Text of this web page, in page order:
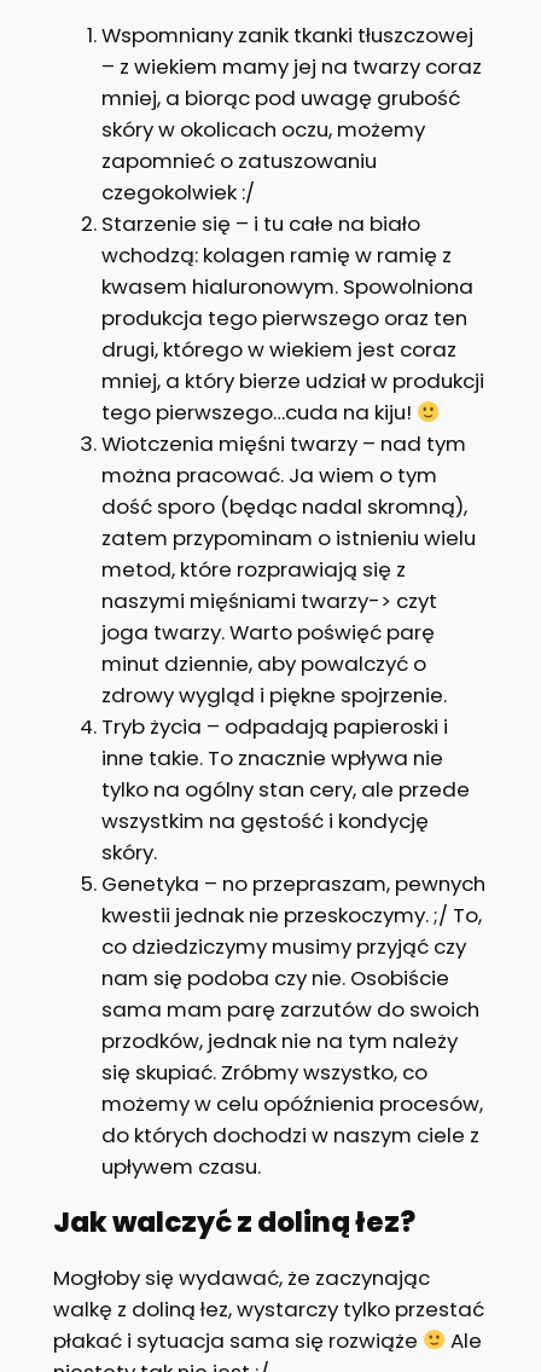
Wspomniany zanik tkanki tłuszczowej
– z wiekiem mamy jej na twarzy coraz
mniej, a biorąc pod uwagę grubość
skóry w okolicach oczu, możemy
zapomnieć o zatuszowaniu
czegokolwiek :/
Starzenie się – i tu całe na biało
wchodzą: kolagen ramię w ramię z
kwasem hialuronowym. Spowolniona
produkcja tego pierwszego oraz ten
drugi, którego w wiekiem jest coraz
mniej, a który bierze udział w produkcji
tego pierwszego…cuda na kiju!
Wiotczenia mięśni twarzy – nad tym
można pracować. Ja wiem o tym
dość sporo (będąc nadal skromną),
zatem przypominam o istnieniu wielu
metod, które rozprawiają się z
naszymi mięśniami twarzy-> czyt
joga twarzy. Warto poświęć parę
minut dziennie, aby powalczyć o
zdrowy wygląd i piękne spojrzenie.
Tryb życia – odpadają papieroski i
inne takie. To znacznie wpływa nie
tylko na ogólny stan cery, ale przede
wszystkim na gęstość i kondycję
skóry.
Genetyka – no przepraszam, pewnych
kwestii jednak nie przeskoczymy. ;/ To,
co dziedziczymy musimy przyjąć czy
nam się podoba czy nie. Osobiście
sama mam parę zarzutów do swoich
przodków, jednak nie na tym należy
się skupiać. Zróbmy wszystko, co
możemy w celu opóźnienia procesów,
do których dochodzi w naszym ciele z
upływem czasu.
Jak walczyć z doliną łez?
Mogłoby się wydawać, że zaczynając
walkę z doliną łez, wystarczy tylko przestać
płakać i sytuacja sama się rozwiąże
Ale